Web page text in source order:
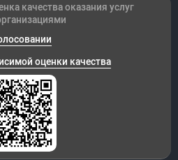
качества оказания услуг
оценки качества